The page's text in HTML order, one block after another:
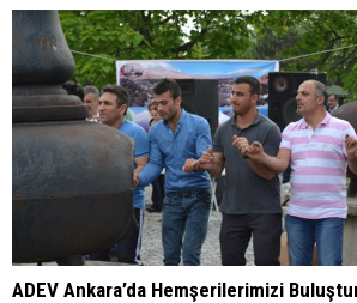
ADEV Ankara’da Hemşerilerimizi